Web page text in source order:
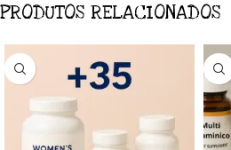
PRODUTOS RELACIONADOS